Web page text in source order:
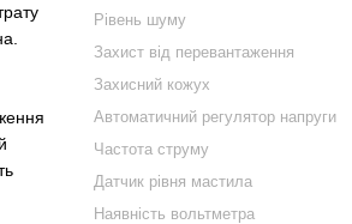
Рівень шуму
Захист від перевантаження
Захисний кожух
Автоматичний регулятор напруги
Частота струму
Датчик рівня мастила
Наявність вольтметра